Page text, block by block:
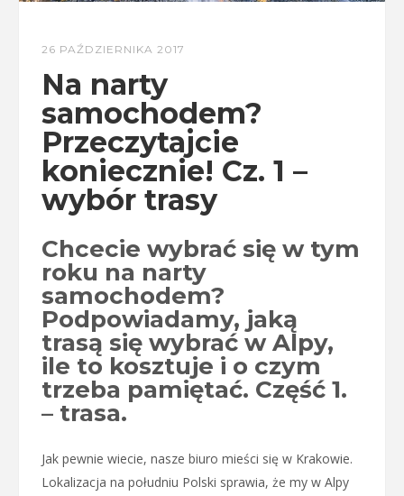
26 PAŹDZIERNIKA 2017
Na narty
samochodem?
Przeczytajcie
koniecznie! Cz. 1 –
wybór trasy
Chcecie wybrać się w tym
roku na narty
samochodem?
Podpowiadamy, jaką
trasą się wybrać w Alpy,
ile to kosztuje i o czym
trzeba pamiętać. Część 1.
– trasa.
Jak pewnie wiecie, nasze biuro mieści się w Krakowie.
Lokalizacja na południu Polski sprawia, że my w Alpy